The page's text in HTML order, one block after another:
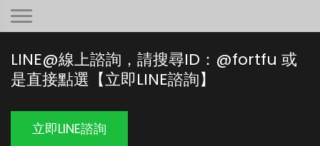
LINE@線上諮詢，請搜尋ID：@fortfu 或
是直接點選【立即LINE諮詢】
立即LINE諮詢